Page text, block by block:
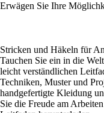
Erwägen Sie Ihre
Stricken und Häkeln für
Tauchen Sie ein in die
leicht verständlichen
Techniken, Muster und
handgefertigte Kleidung
Sie die Freude am